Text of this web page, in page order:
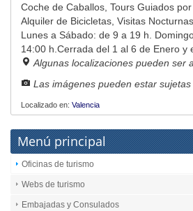
Coche de Caballos, Tours Guiados
Alquiler de Bicicletas, Visitas
Lunes a Sábado: de 9 a 19 h.
14:00 h.Cerrada del 1 al 6 de Enero y
Algunas localizaciones pueden ser
Las imágenes pueden estar
Localizado en: Valencia
Menú principal
Oficinas de turismo
Webs de turismo
Embajadas y Consulados